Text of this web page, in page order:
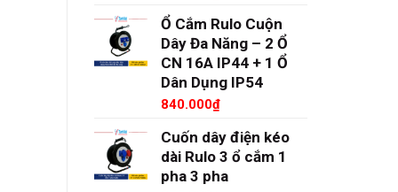
Ổ Cắm Rulo Cuộn
Dây Đa Năng – 2 Ổ
CN 16A IP44 + 1 Ổ
Dân Dụng IP54
840.000₫
Cuốn dây điện kéo
dài Rulo 3 ổ cắm 1
pha 3 pha